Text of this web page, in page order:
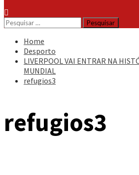
Pesquisar
por:
Home
Desporto
LIVERPOOL VAI ENTRAR NA
MUNDIAL
refugios3
refugios3